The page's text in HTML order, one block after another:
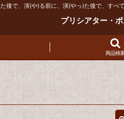
後で、演(や)る前に、演(やっ)た後で、すべ
プリシアター・
商品検